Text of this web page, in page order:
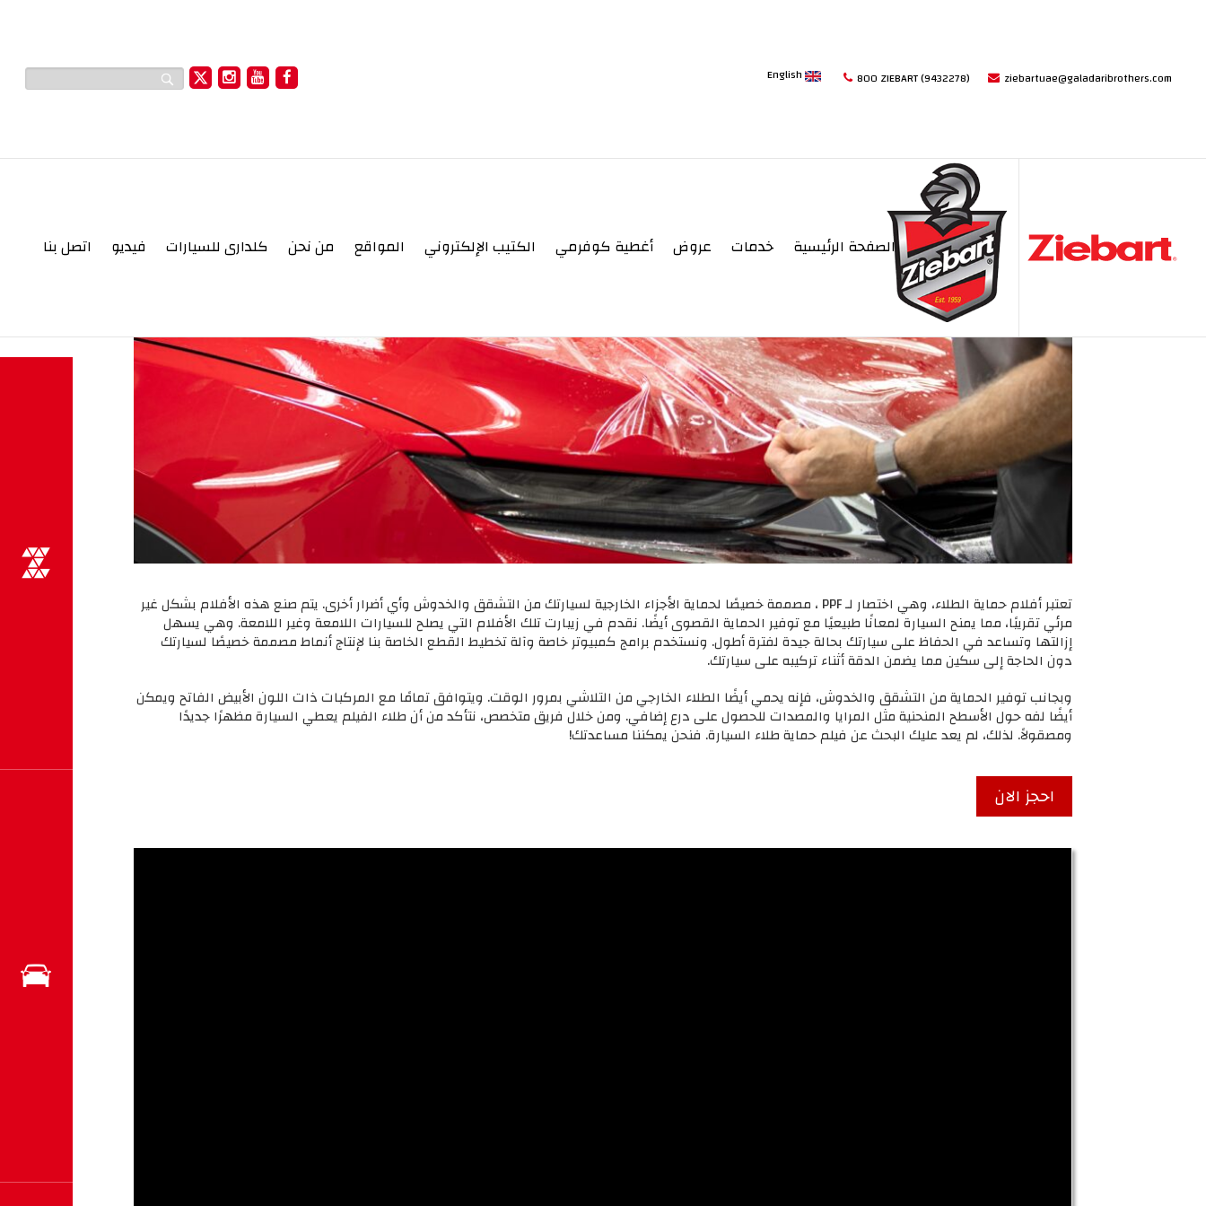
800 ZIEBART (9432278) ziebartuae@galadaribrothers.com
اتصل بنا فيديو كلدارى للسيارات من نحن المواقع الكتيب الإلكتروني أغطية كوفرمي عروض خدمات الصفحة الرئيسية
طبقة حماية الطلاء الشفافة
تعتبر أفلام حماية الطلاء، وهي اختصار لـ PPF ، مصممة خصيصًا لحماية الأجزاء الخارجية لسيارتك من التشقق والخدوش وأي أضرار أخرى. يتم صنع هذه الأفلام بشكل غير
مرئي تقريبًا، مما يمنح السيارة لمعانًا طبيعيًا مع توفير الحماية القصوى أيضًا. نقدم في زيبارت تلك الأفلام التي يصلح للسيارات اللامعة وغير اللامعة. وهي يسهل
إزالتها وتساعد في الحفاظ على سيارتك بحالة جيدة لفترة أطول. ونستخدم برامج كمبيوتر خاصة وآلة تخطيط القطع الخاصة بنا لإنتاج أنماط مصممة خصيصًا لسيارتك
دون الحاجة إلى سكين مما يضمن الدقة أثناء تركيبه على سيارتك.
وبجانب توفير الحماية من التشقق والخدوش، فإنه يحمي أيضًا الطلاء الخارجي من التلاشي بمرور الوقت. ويتوافق تمامًا مع المركبات ذات اللون الأبيض الفاتح ويمكن
أيضًا لفه حول الأسطح المنحنية مثل المرايا والمصدات للحصول على درع إضافي. ومن خلال فريق متخصص، نتأكد من أن طلاء الفيلم يعطي السيارة مظهرًا جديدًا
ومصقولاً. لذلك، لم يعد عليك البحث عن فيلم حماية طلاء السيارة. فنحن يمكننا مساعدتك!
احجز الان